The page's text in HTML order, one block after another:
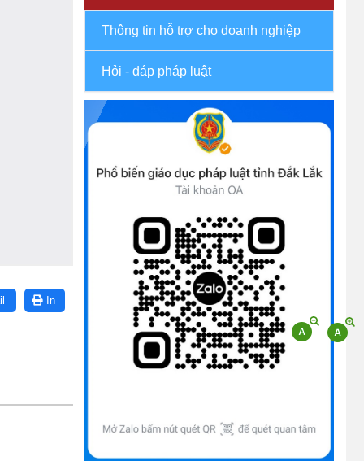
In
Bộ Quốc phòng công bố thủ tục hành
chính đủ điều kiện tái cấu trúc thực hiện
toàn trình, một phần trên môi trường điện
(09/10/2025)
Bộ Chính trị, Ban Bí thư kết luận về phân
quyền địa phương 2 cấp
Tích cực tham gia góp ý, tuyên truyền dự
thảo Bộ luật Hình sự (sửa đổi) và Luật Tổ
chức cơ quan điều tra (sửa đổi)
(24/07/2026)
Quy định xử phạt vi phạm vi định giao
thông đường bộ theo Nghị định 168
tỉnh Đắk Lắk lần thứ I
(12/11/2025)
Thông tin hỗ trợ cho doanh nghiệp
Hỏi - đáp pháp luật